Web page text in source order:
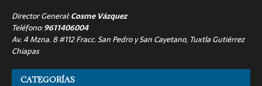
Director General:Cosme Vázquez
Teléfono:9611406004
Av. 4 Mzna. 8 #112 Fracc. San Pedro y San Cayetano, Tuxtla Gutiérrez
Chiapas
CATEGORÍAS